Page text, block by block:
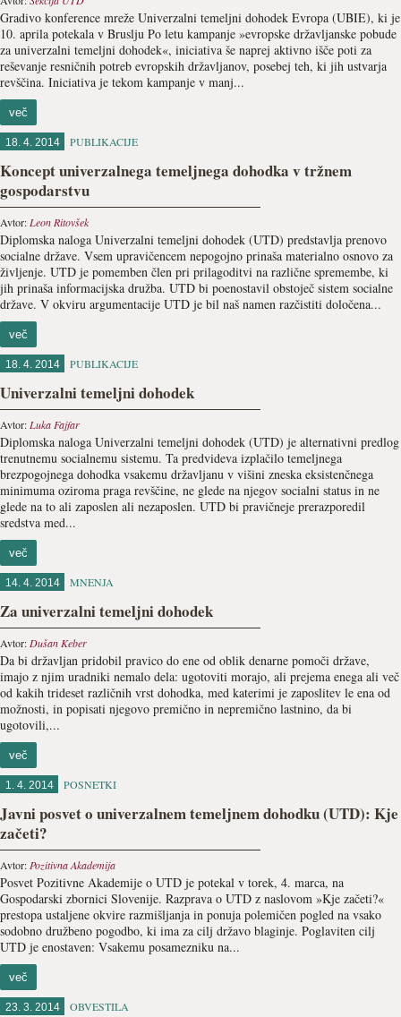
Gradivo konference mreže Univerzalni temeljni dohodek Evropa (UBIE), ki je
10. aprila potekala v Bruslju Po letu kampanje »evropske državljanske pobude
za univerzalni temeljni dohodek«, iniciativa še naprej aktivno išče poti za
reševanje resničnih potreb evropskih državljanov, posebej teh, ki jih ustvarja
revščina. Iniciativa je tekom kampanje v manj...
več
18. 4. 2014 PUBLIKACIJE
Koncept univerzalnega temeljnega dohodka v tržnem
gospodarstvu
Avtor: Leon Ritovšek
Diplomska naloga Univerzalni temeljni dohodek (UTD) predstavlja prenovo
socialne države. Vsem upravičencem nepogojno prinaša materialno osnovo za
življenje. UTD je pomemben člen pri prilagoditvi na različne spremembe, ki
jih prinaša informacijska družba. UTD bi poenostavil obstoječ sistem socialne
države. V okviru argumentacije UTD je bil naš namen razčistiti določena...
več
18. 4. 2014 PUBLIKACIJE
Univerzalni temeljni dohodek
Avtor: Luka Fajfar
Diplomska naloga Univerzalni temeljni dohodek (UTD) je alternativni predlog
trenutnemu socialnemu sistemu. Ta predvideva izplačilo temeljnega
brezpogojnega dohodka vsakemu državljanu v višini zneska eksistenčnega
minimuma oziroma praga revščine, ne glede na njegov socialni status in ne
glede na to ali zaposlen ali nezaposlen. UTD bi pravičneje prerazporedil
sredstva med...
več
14. 4. 2014 MNENJA
Za univerzalni temeljni dohodek
Avtor: Dušan Keber
Da bi državljan pridobil pravico do ene od oblik denarne pomoči države,
imajo z njim uradniki nemalo dela: ugotoviti morajo, ali prejema enega ali več
od kakih trideset različnih vrst dohodka, med katerimi je zaposlitev le ena od
možnosti, in popisati njegovo premično in nepremično lastnino, da bi
ugotovili,...
več
1. 4. 2014 POSNETKI
Javni posvet o univerzalnem temeljnem dohodku (UTD): Kje
začeti?
Avtor: Pozitivna Akademija
Posvet Pozitivne Akademije o UTD je potekal v torek, 4. marca, na
Gospodarski zbornici Slovenije. Razprava o UTD z naslovom »Kje začeti?«
prestopa ustaljene okvire razmišljanja in ponuja polemičen pogled na vsako
sodobno družbeno pogodbo, ki ima za cilj državo blaginje. Poglaviten cilj
UTD je enostaven: Vsakemu posamezniku na...
več
23. 3. 2014 OBVESTILA